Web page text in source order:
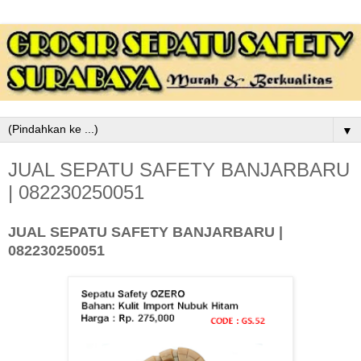
▼
JUAL SEPATU SAFETY BANJARBARU
| 082230250051
JUAL SEPATU SAFETY BANJARBARU |
082230250051